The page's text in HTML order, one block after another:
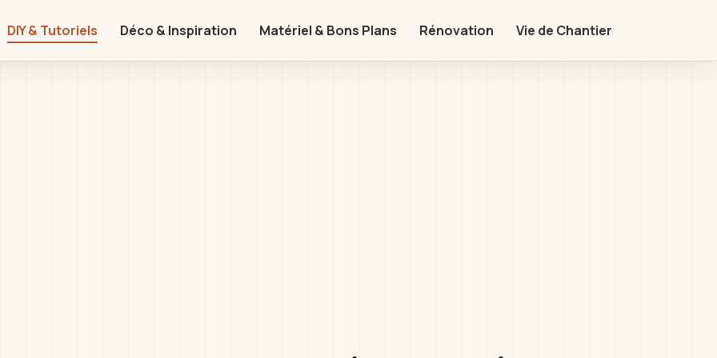
DIY & Tutoriels Déco & Inspiration Matériel & Bons Plans Rénovation Vie de Chantier